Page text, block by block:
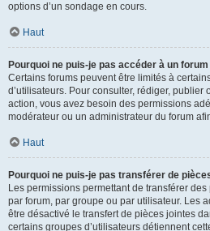
options d’un sondage en cours.
Haut
Pourquoi ne puis-je pas accéder à un forum
Certains forums peuvent être limités à
d’utilisateurs. Pour consulter, rédiger, publier
action, vous avez besoin des permissions
modérateur ou un administrateur du forum
Haut
Pourquoi ne puis-je pas transférer de
Les permissions permettant de transférer
par forum, par groupe ou par utilisateur. Les
être désactivé le transfert de pièces jointes
certains groupes d’utilisateurs détiennent